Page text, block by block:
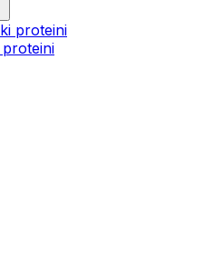
proteini